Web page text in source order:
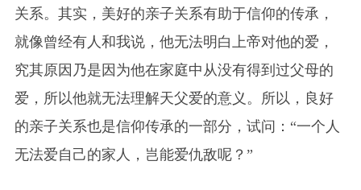
关系。其实，美好的亲子关系有助于信仰的传承，
就像曾经有人和我说，他无法明白上帝对他的爱，
究其原因乃是因为他在家庭中从没有得到过父母的
爱，所以他就无法理解天父爱的意义。所以，良好
的亲子关系也是信仰传承的一部分，试问：“一个人
无法爱自己的家人，岂能爱仇敌呢？”